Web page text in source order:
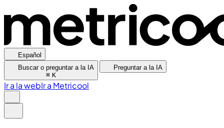
Español
Buscar o preguntar a la IA
⌘ K
Preguntar a la IA
Ir a la webIr a Metricool